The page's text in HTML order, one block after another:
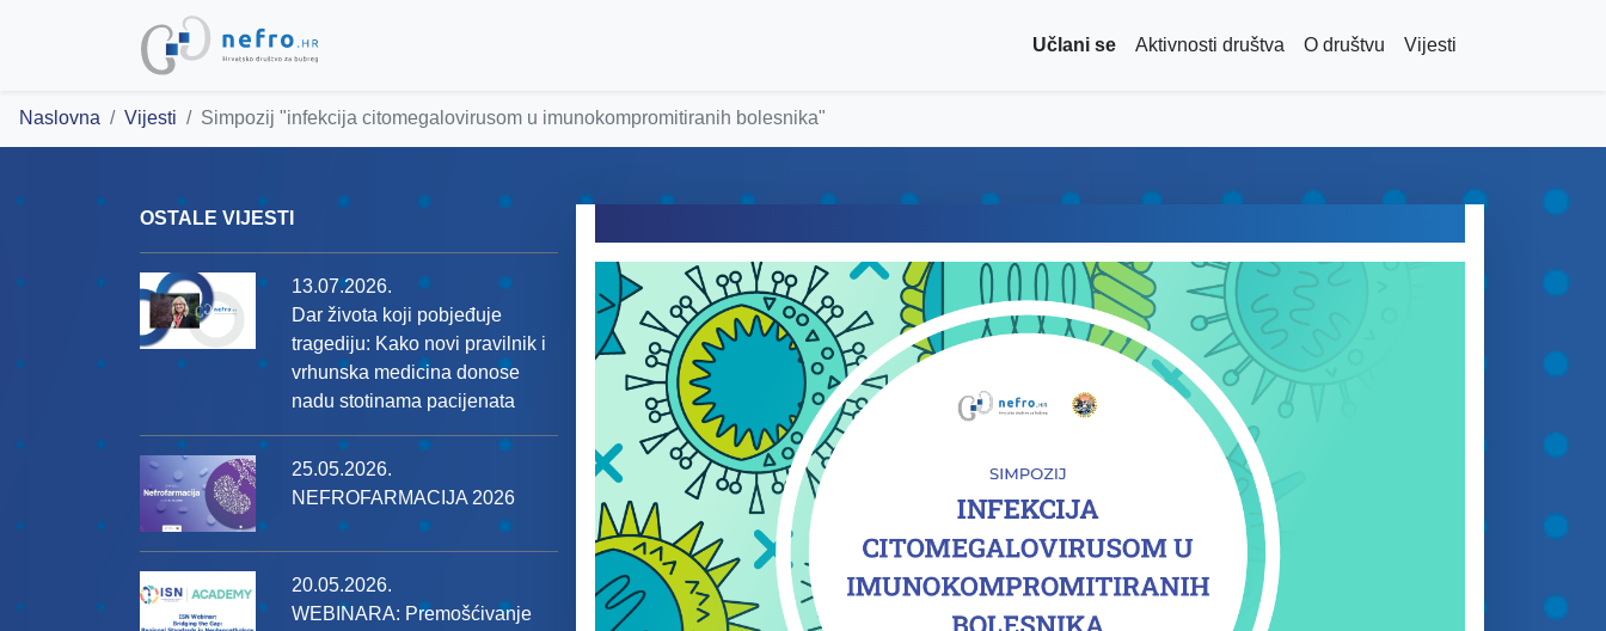
Učlani se Aktivnosti društva O društvu Vijesti
Naslovna Vijesti Simpozij "infekcija citomegalovirusom u imunokompromitiranih bolesnika"
OSTALE VIJESTI
13.07.2026.
Dar života koji pobjeđuje
tragediju: Kako novi pravilnik i
vrhunska medicina donose
nadu stotinama pacijenata
25.05.2026.
NEFROFARMACIJA 2026
20.05.2026.
WEBINARA: Premošćivanje